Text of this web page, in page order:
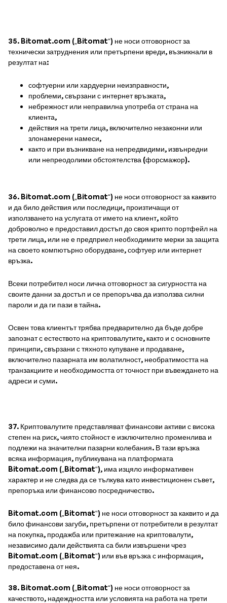
35. Bitomat.com („Bitomat“) не носи отговорност за
технически затруднения или претърпени вреди, възникнали в
резултат на:
софтуерни или хардуерни неизправности,
проблеми, свързани с интернет връзката,
небрежност или неправилна употреба от страна на
клиента,
действия на трети лица, включително незаконни или
злонамерени намеси,
както и при възникване на непредвидими, извънредни
или непреодолими обстоятелства (форсмажор).
36. Bitomat.com („Bitomat“) не носи отговорност за каквито
и да било действия или последици, произтичащи от
използването на услугата от името на клиент, който
доброволно е предоставил достъп до своя крипто портфейл на
трети лица, или не е предприел необходимите мерки за защита
на своето компютърно оборудване, софтуер или интернет
връзка.
Всеки потребител носи лична отговорност за сигурността на
своите данни за достъп и се препоръчва да използва силни
пароли и да ги пази в тайна.
Освен това клиентът трябва предварително да бъде добре
запознат с естеството на криптовалутите, както и с основните
принципи, свързани с тяхното купуване и продаване,
включително пазарната им волатилност, необратимостта на
транзакциите и необходимостта от точност при въвеждането на
адреси и суми.
37. Криптовалутите представляват финансови активи с висока
степен на риск, чиято стойност е изключително променлива и
подлежи на значителни пазарни колебания. В тази връзка
всяка информация, публикувана на платформата
Bitomat.com („Bitomat“), има изцяло информативен
характер и не следва да се тълкува като инвестиционен съвет,
препоръка или финансово посредничество.
Bitomat.com („Bitomat“) не носи отговорност за каквито и да
било финансови загуби, претърпени от потребители в резултат
на покупка, продажба или притежание на криптовалути,
независимо дали действията са били извършени чрез
Bitomat.com („Bitomat“) или във връзка с информация,
предоставена от нея.
38. Bitomat.com („Bitomat“) не носи отговорност за
качеството, надеждността или условията на работа на трети